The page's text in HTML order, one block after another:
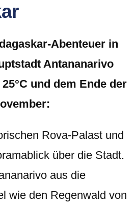
Abenteuer in
Antananarivo
und dem Ende der
Rova-Palast und
über die Stadt.
aus die
wie den Regenwald von